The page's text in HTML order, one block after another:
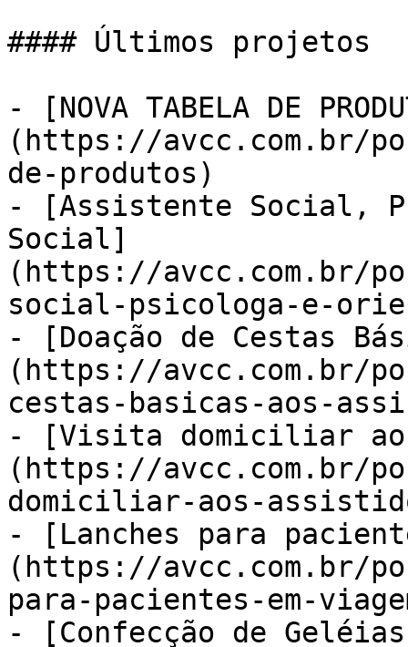
#### Últimos projetos
- [NOVA TABELA DE
(https://avcc.com.br/
de-produtos)
- [Assistente Social,
Social]
(https://avcc.com.br/
social-psicologa-e-
- [Doação de Cestas
(https://avcc.com.br/
cestas-basicas-aos-
- [Visita domiciliar
(https://avcc.com.br/
domiciliar-aos-
- [Lanches para
(https://avcc.com.br/
para-pacientes-em-
- [Confecção de